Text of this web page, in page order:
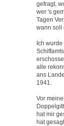
gefragt,
wer 's
Tagen
wann soll
Ich
alle
ans
1941.
Vor
hat mir
hat